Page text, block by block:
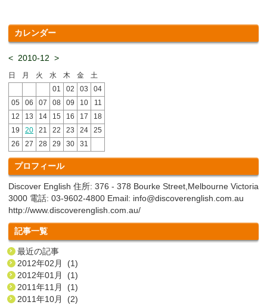
カレンダー
< 2010-12 >
日 月 火 水 木 金
土
01
02 03
04
05
06 07 08 09 10
11
12
13 14 15 16 17
18
19
20 21 22 23 24
25
26
27 28 29 30 31
プロフィール
Discover English 住所: 376 - 378 Bourke Street,Melbourne Victoria
3000 電話: 03-9602-4800 Email: info@discoverenglish.com.au
http://www.discoverenglish.com.au/
記事一覧
最近の記事
2012年02月 (1)
2012年01月 (1)
2011年11月 (1)
2011年10月 (2)